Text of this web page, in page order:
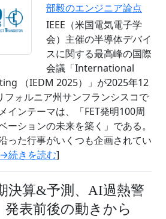
部毅のエンジニア論点
IEEE（米国電気電子学
会）主催の半導体デバイ
スに関する最高峰の国際
会議「International
（IEDM 2025）」が2025年12
フォルニア州サンフランシスコで
インテーマは、「FET発明100周
ーションの未来を築く」である。
った行事がいくつも企画されてい
→続きを読む]
決算&予測、AI過熱警
表前後の動きから